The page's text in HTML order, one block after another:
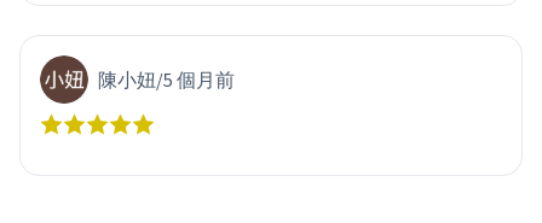
陳小妞/5 個月前